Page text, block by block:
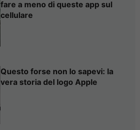
fare a meno di queste app sul
cellulare
Questo forse non lo sapevi: la
vera storia del logo Apple